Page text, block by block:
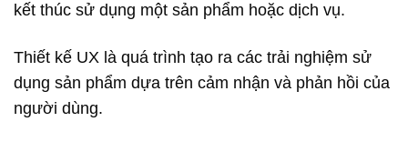
kết thúc sử dụng một sản phẩm hoặc dịch vụ.
Thiết kế UX là quá trình tạo ra các trải nghiệm sử
dụng sản phẩm dựa trên cảm nhận và phản hồi của
người dùng.